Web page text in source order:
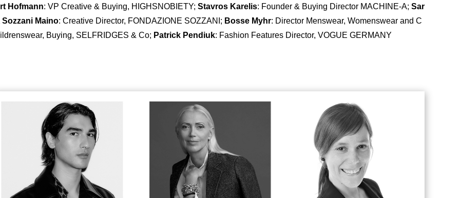
Hofmann: VP Creative & Buying, HIGHSNOBIETY; Stavros Karelis: Founder & Buying Director MACHINE-A; Sar
Sozzani Maino: Creative Director, FONDAZIONE SOZZANI; Bosse Myhr: Director Menswear, Womenswear and C
Buying, SELFRIDGES & Co; Patrick Pendiuk: Fashion Features Director, VOGUE GERMANY